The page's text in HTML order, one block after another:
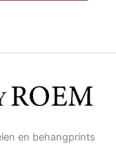
en behangprints